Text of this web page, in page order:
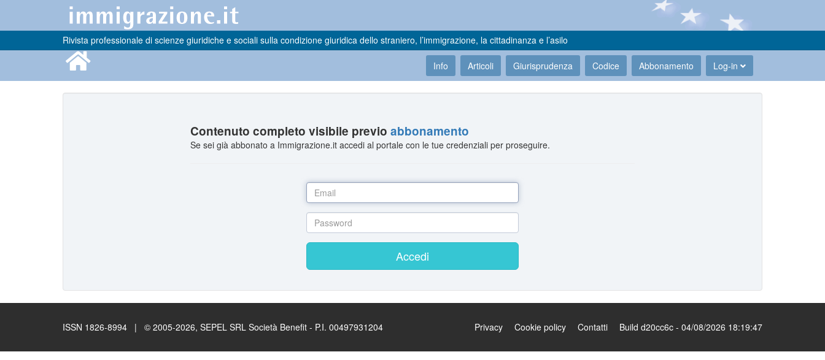
Rivista professionale di scienze giuridiche e sociali sulla condizione giuridica dello straniero, l’immigrazione, la cittadinanza e l’asilo
Info Articoli Giurisprudenza Codice Abbonamento Log-in
Contenuto completo visibile previoabbonamento
Se sei già abbonato a Immigrazione.it accedi al portale con le tue credenziali per proseguire.
Accedi
ISSN 1826-8994 | © 2005-2026, SEPEL SRL Società Benefit - P.I. 00497931204 Privacy Cookie policy Contatti Build d20cc6c - 04/08/2026 18:19:47